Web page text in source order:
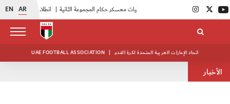
EN AR انطلاق منافسات بطولة النخبة لحرس الرئاسة |
UAE FOOTBALL ASSOCIATION | اتحاد الإمارات العربية المتحدة لكرة القدم
الأخبار